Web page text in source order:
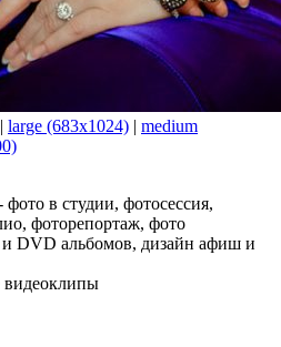
| large (683x1024) | medium
в студии, фотосессия,
фоторепортаж, фото
и DVD альбомов, дизайн афиш и
видеоклипы